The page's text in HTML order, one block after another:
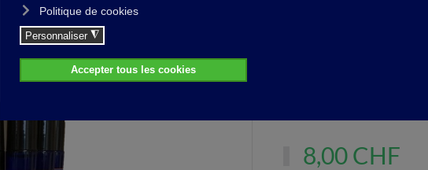
ROLL ON Infection de la gorge 10 ml
ROLL ON Infection de la
8,00 CHF